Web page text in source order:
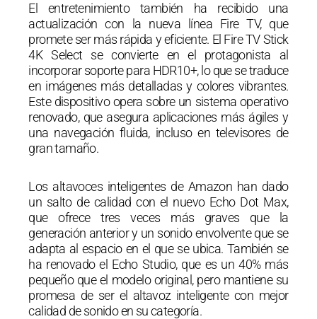
El entretenimiento también ha recibido una
actualización con la nueva línea Fire TV, que
promete ser más rápida y eficiente. El Fire TV Stick
4K Select se convierte en el protagonista al
incorporar soporte para HDR10+, lo que se traduce
en imágenes más detalladas y colores vibrantes.
Este dispositivo opera sobre un sistema operativo
renovado, que asegura aplicaciones más ágiles y
una navegación fluida, incluso en televisores de
gran tamaño.
Los altavoces inteligentes de Amazon han dado
un salto de calidad con el nuevo Echo Dot Max,
que ofrece tres veces más graves que la
generación anterior y un sonido envolvente que se
adapta al espacio en el que se ubica. También se
ha renovado el Echo Studio, que es un 40% más
pequeño que el modelo original, pero mantiene su
promesa de ser el altavoz inteligente con mejor
calidad de sonido en su categoría.